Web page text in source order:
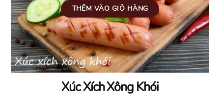
Xúc Xích Xông Khói
THÊM VÀO GIỎ HÀNG